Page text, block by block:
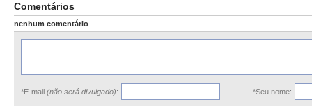
Comentários
nenhum comentário
*E-mail (não será divulgado): *Seu nome: